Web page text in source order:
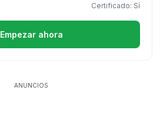
Certificado: Sí
Empezar ahora
ANUNCIOS